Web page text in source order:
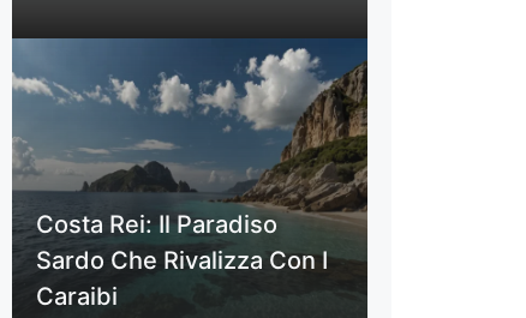
Costa Rei: Il Paradiso
Sardo Che Rivalizza Con I
Caraibi